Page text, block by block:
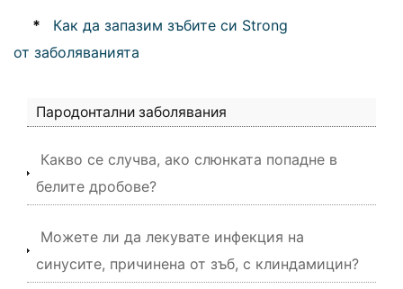
*
Как да запазим зъбите си Strong
от заболяванията
Пародонтални заболявания
Какво се случва, ако слюнката попадне в
белите дробове?
Можете ли да лекувате инфекция на
синусите, причинена от зъб, с клиндамицин?